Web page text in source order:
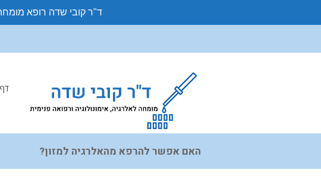
האם אפשר להרפא מהאלרגיה למזון?
ד"ר קובי שדה רופא